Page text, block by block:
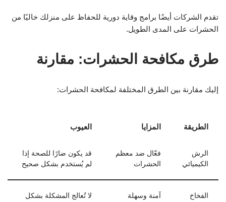
تقدم الشركات أيضًا برامج وقاية دورية للحفاظ على منزلك خاليًا من
الحشرات على المدى الطويل.
طرق مكافحة الحشرات: مقارنة
إليك مقارنة بين الطرق المختلفة لمكافحة الحشرات:
الطريقة المزايا العيوب
الرش
الكيميائي
فعّال ضد معظم
الحشرات
قد يكون ضارًا للصحة إذا
لم يُستخدم بشكل صحيح
الفخاخ
آمنة وسهلة
لا تُعالج المشكلة بشكل